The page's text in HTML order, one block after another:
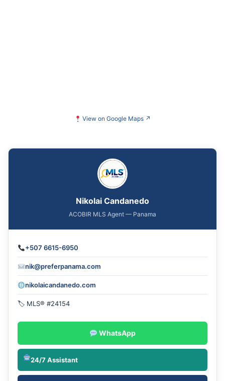
View on Google Maps ↗
Nikolai Candanedo
ACOBIR MLS Agent — Panama
+507 6615-6950
nik@preferpanama.com
nikolaicandanedo.com
🏷 MLS® #24154
WhatsApp
24/7 Assistant